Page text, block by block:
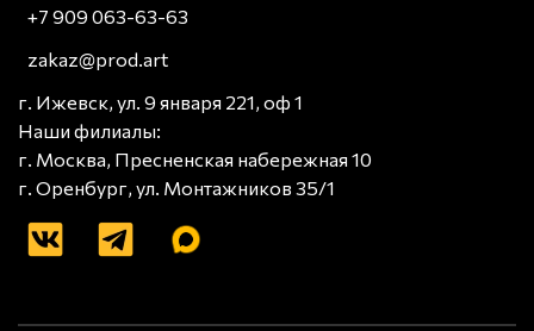
+7 909 063-63-63
zakaz@prod.art
г. Ижевск, ул. 9 января 221, оф 1
Наши филиалы:
г. Москва, Пресненская набережная 10
г. Оренбург, ул. Монтажников 35/1